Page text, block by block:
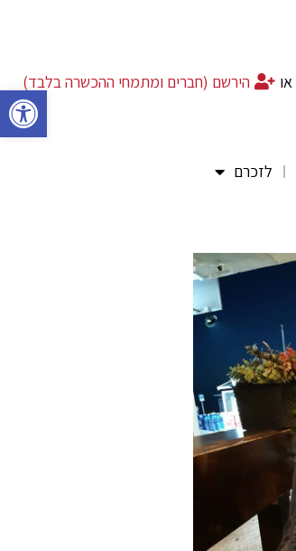
פתח או הירשם (חברים ומתמחי ההכשרה בלבד)
לזכרם